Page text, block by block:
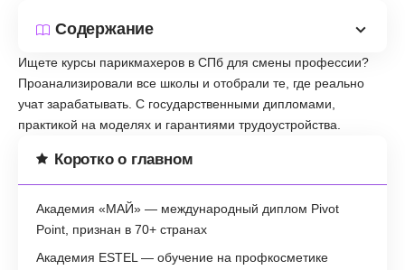
Содержание
Ищете курсы парикмахеров в СПб для смены профессии?
Проанализировали все школы и отобрали те, где реально
учат зарабатывать. С государственными дипломами,
практикой на моделях и гарантиями трудоустройства.
Коротко о главном
Академия «МАЙ» — международный диплом Pivot
Point, признан в 70+ странах
Академия ESTEL — обучение на профкосметике